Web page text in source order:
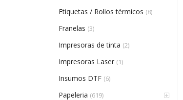
Etiquetas / Rollos térmicos (8)
Franelas (3)
Impresoras de tinta (2)
Impresoras Laser (1)
Insumos DTF (6)
Papeleria (619)